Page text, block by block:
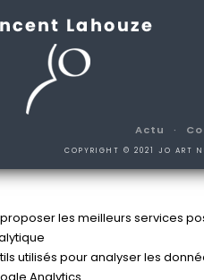
Actu
COPYRIGHT © 2021 JO ART
les meilleurs services
utilisés pour analyser les
Analytics